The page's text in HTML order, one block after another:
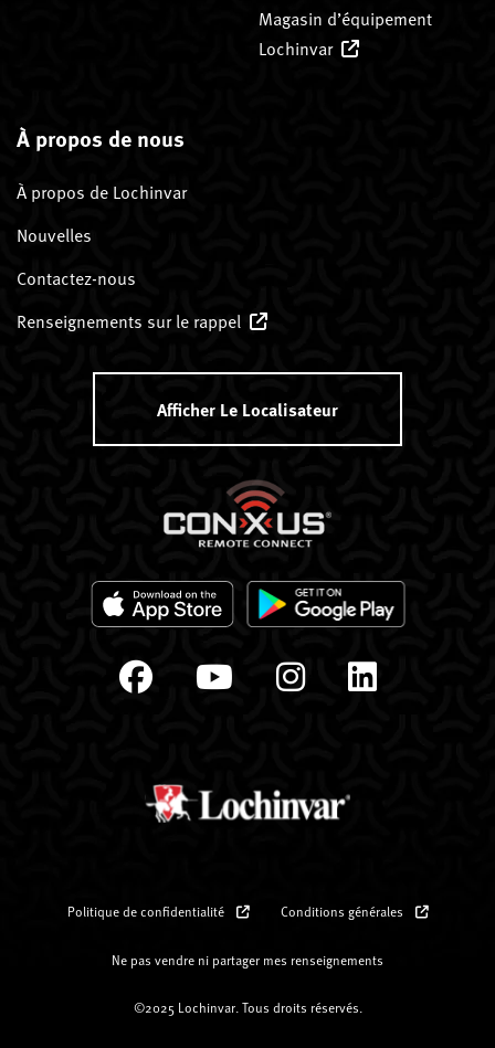
Magasin d’équipement
Lochinvar
À propos de nous
À propos de Lochinvar
Nouvelles
Contactez-nous
Renseignements sur le rappel
Afficher Le Localisateur
Politique de confidentialité Conditions générales
Ne pas vendre ni partager mes renseignements
©2025 Lochinvar. Tous droits réservés.